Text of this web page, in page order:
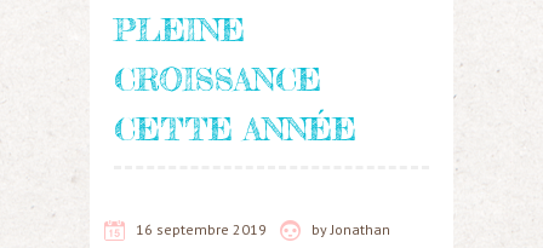
PLEINE
CROISSANCE
CETTE ANNÉE
16 septembre 2019 by Jonathan